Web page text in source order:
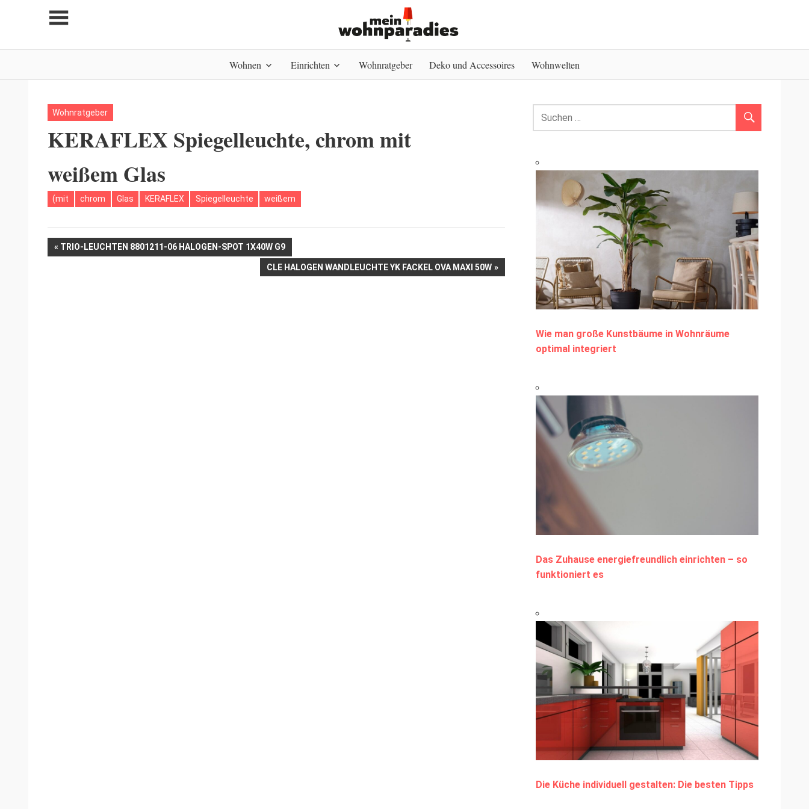
My
is
castle
Wohnen Einrichten Wohnratgeber Deko und Accessoires Wohnwelten
Wohnratgeber
KERAFLEX Spiegelleuchte, chrom mit
weißem Glas
(mit chrom Glas KERAFLEX Spiegelleuchte weißem
Beitrags-
VORHERIGER
BEITRAG:
TRIO-LEUCHTEN 8801211-06 HALOGEN-SPOT 1X40W G9
NÄCHSTER
CLE HALOGEN WANDLEUCHTE YK FACKEL OVA MAXI 50W
Wie man große Kunstbäume in Wohnräume
optimal integriert
Das Zuhause energiefreundlich einrichten – so
funktioniert es
Die Küche individuell gestalten: Die besten Tipps